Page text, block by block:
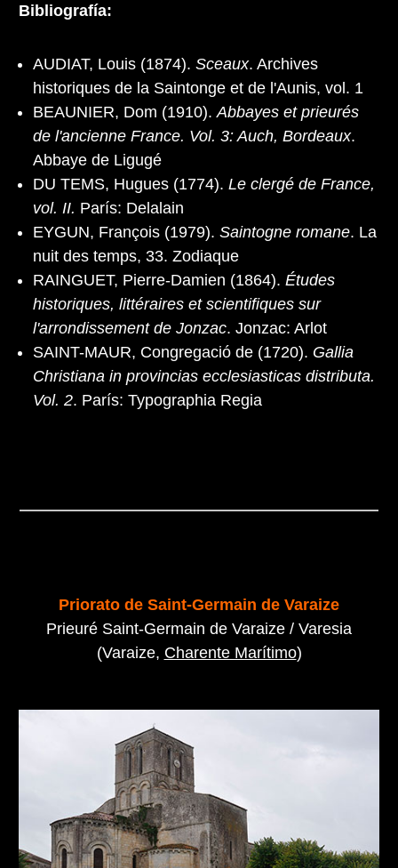
Bibliografía:
AUDIAT, Louis (1874). Sceaux. Archives
historiques de la Saintonge et de l'Aunis, vol. 1
BEAUNIER, Dom (1910). Abbayes et prieurés
de l'ancienne France. Vol. 3: Auch, Bordeaux.
Abbaye de Ligugé
DU TEMS, Hugues (1774). Le clergé de France,
vol. II. París: Delalain
EYGUN, François (1979). Saintogne romane. La
nuit des temps, 33. Zodiaque
RAINGUET, Pierre-Damien (1864). Études
historiques, littéraires et scientifiques sur
l'arrondissement de Jonzac. Jonzac: Arlot
SAINT-MAUR, Congregació de (1720). Gallia
Christiana in provincias ecclesiasticas distributa.
Vol. 2. París: Typographia Regia
Priorato de Saint-Germain de Varaize
Prieuré Saint-Germain de Varaize / Varesia
(Varaize, Charente Marítimo)